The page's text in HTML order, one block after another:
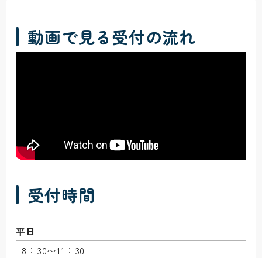
動画で見る受付の流れ
受付時間
平日
8：30〜11：30